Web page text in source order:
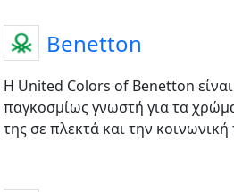
Benetton
Η United Colors of Benetton
παγκοσμίως γνωστή για τα
της σε πλεκτά και την